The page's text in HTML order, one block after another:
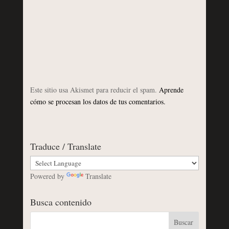
Este sitio usa Akismet para reducir el spam. Aprende
cómo se procesan los datos de tus comentarios.
Traduce / Translate
Powered by Translate
Busca contenido